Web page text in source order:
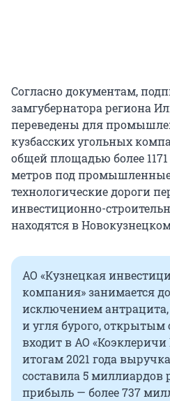
Согласно документам,
замгубернатора региона
переведены для
кузбасских угольных
общей площадью более
метров под
технологические дороги
инвестиционно-
находятся в
АО «Кузнецкая
компания» занимается
исключением
и угля бурого,
входит в АО
итогам 2021 года
составила 5 миллиардов
прибыль — более 737